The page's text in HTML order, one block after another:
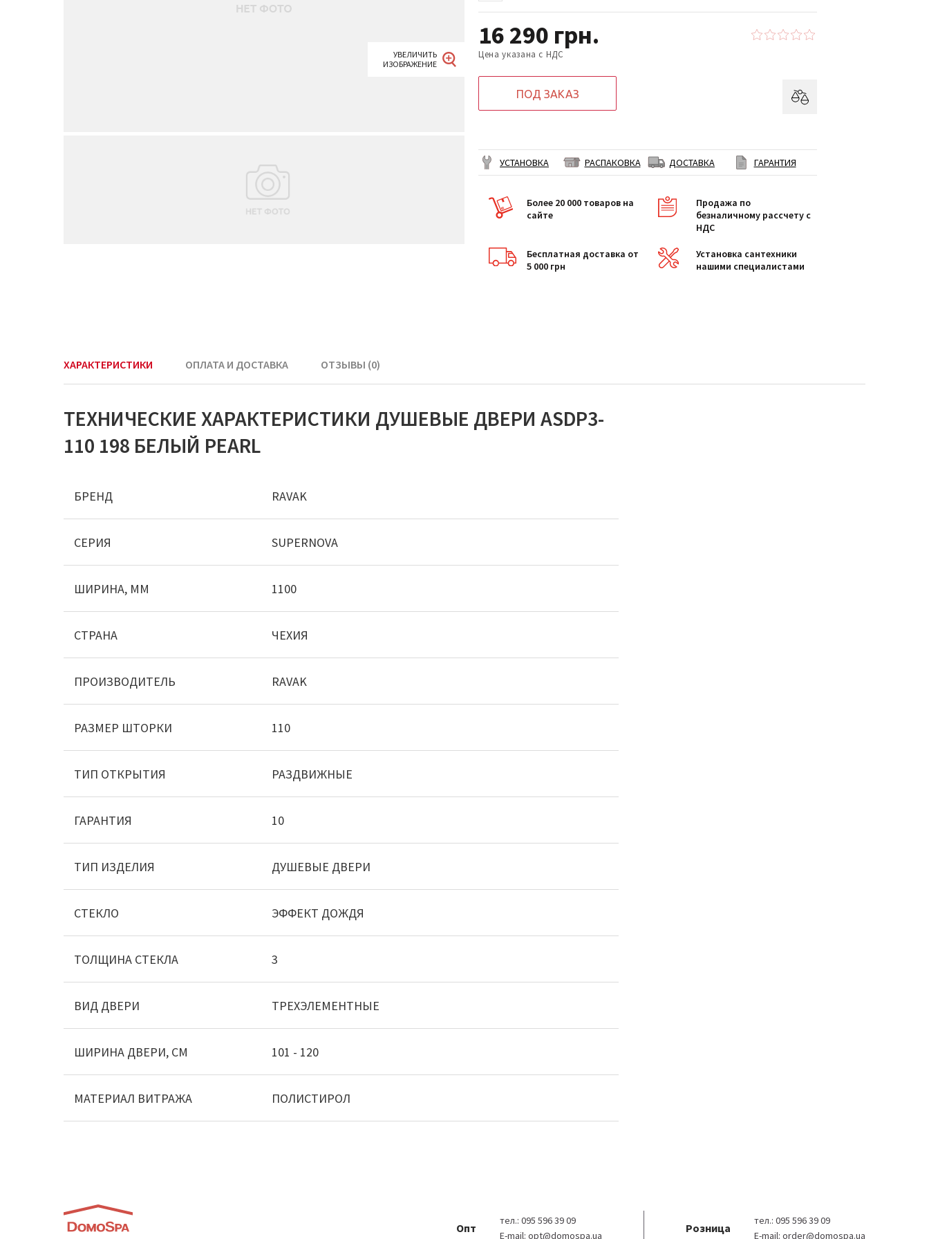
16 290 грн.
Цена указана с НДС
ПОД ЗАКАЗ
УСТАНОВКА РАСПАКОВКА ДОСТАВКА ГАРАНТИЯ
Более 20 000 товаров на
сайте
Продажа по
безналичному рассчету с
НДС
Бесплатная доставка от
5 000 грн
Установка сантехники
нашими специалистами
ХАРАКТЕРИСТИКИ ОПЛАТА И ДОСТАВКА ОТЗЫВЫ (0)
ТЕХНИЧЕСКИЕ ХАРАКТЕРИСТИКИ ДУШЕВЫЕ ДВЕРИ ASDP3-
110 198 БЕЛЫЙ PEARL
БРЕНД RAVAK
СЕРИЯ SUPERNOVA
ШИРИНА, ММ 1100
СТРАНА ЧЕХИЯ
ПРОИЗВОДИТЕЛЬ RAVAK
РАЗМЕР ШТОРКИ 110
ТИП ОТКРЫТИЯ РАЗДВИЖНЫЕ
ГАРАНТИЯ 10
ТИП ИЗДЕЛИЯ ДУШЕВЫЕ ДВЕРИ
СТЕКЛО ЭФФЕКТ ДОЖДЯ
ТОЛЩИНА СТЕКЛА 3
ВИД ДВЕРИ ТРЕХЭЛЕМЕНТНЫЕ
ШИРИНА ДВЕРИ, СМ 101 - 120
МАТЕРИАЛ ВИТРАЖА ПОЛИСТИРОЛ
Опт
тел.: 095 596 39 09
E-mail: opt@domospa.ua
Розница
тел.: 095 596 39 09
E-mail: order@domospa.ua